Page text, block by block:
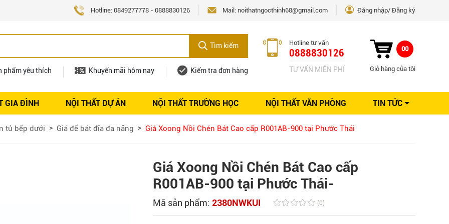
Hotline: 0849277778 - 0888830126 Mail: noithatngocthinh68@gmail.com Đăng nhập Đăng ký
Tìm kiếm
phẩm yêu thích Khuyến mãi hôm nay Kiểm tra đơn hàng
Hotline tư vấn
0888830126
TƯ VẤN MIỄN PHÍ
00
Giỏ hàng của tôi
GIA ĐÌNH NỘI THẤT DỰ ÁN NỘI THẤT TRƯỜNG HỌC NỘI THẤT VĂN PHÒNG TIN TỨC
thất Tuyển dụng
Giải pháp thiết kế
tủ bếp dưới Giá để bát đĩa đa năng Giá Xoong Nồi Chén Bát Cao cấp R001AB-900 tại Phước Thái
Giá Xoong Nồi Chén Bát Cao cấp
R001AB-900 tại Phước Thái-
Mã sản phẩm:2380NWKUI (0)